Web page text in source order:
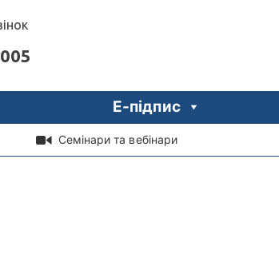
Е-підпис
Семінари та вебінари